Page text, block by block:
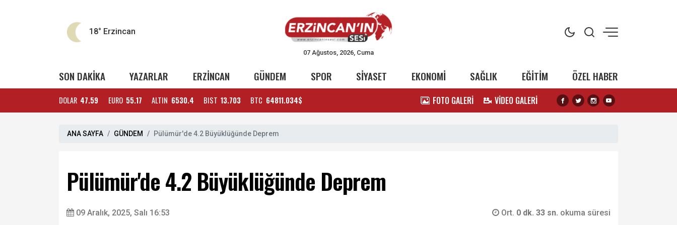
18° Erzincan
07 Ağustos, 2026, Cuma
SON DAKİKA YAZARLAR ERZİNCAN GÜNDEM SPOR SİYASET EKONOMİ SAĞLIK EĞİTİM ÖZEL HABER
DOLAR 47.59 EURO 55.17 ALTIN 6530.4 BIST 13.703 BTC 64811.034$ FOTO GALERİ VİDEO GALERİ
ANA SAYFA GÜNDEM Pülümür'de 4.2 Büyüklüğünde Deprem
Pülümür'de 4.2 Büyüklüğünde Deprem
09 Aralık, 2025, Salı 16:53 Ort. 0 dk. 33 sn. okuma süresi